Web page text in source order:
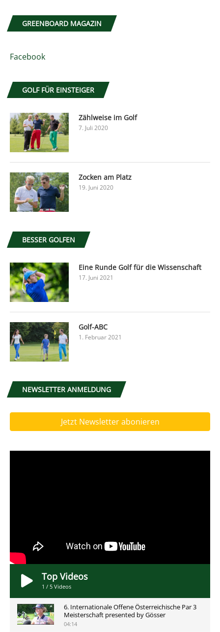
GREENBOARD MAGAZIN
Facebook
GOLF FÜR EINSTEIGER
Zählweise im Golf
7. Juli 2020
Zocken am Platz
19. Juni 2020
BESSER GOLFEN
Eine Runde Golf für die Wissenschaft
17. Juni 2021
Golf-ABC
1. Februar 2021
NEWSLETTER ANMELDUNG
Jetzt Newsletter abonieren
Top Videos
1 / 5 Videos
6. Internationale Offene Österreichische Par 3
Meisterschaft presented by Gösser
04:14